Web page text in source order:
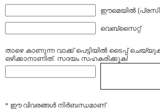
ഈമെയില്‍
വെബ്സൈറ്റ്
താഴെ കാണുന്ന വാക്ക് പെട്ടിയില്‍ ടൈപ്പ്‌
ഒഴിക്കാനാണിത്. സദയം സഹകരിക്കുക!
* ഈ വിവരങ്ങള്‍ നിര്‍ബന്ധമാണ്